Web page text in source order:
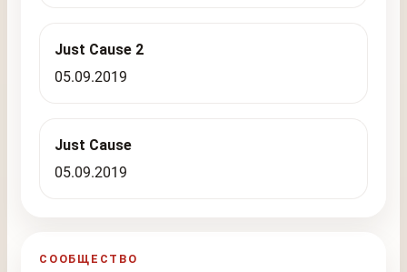
Just Cause 2
05.09.2019
Just Cause
05.09.2019
СООБЩЕСТВО